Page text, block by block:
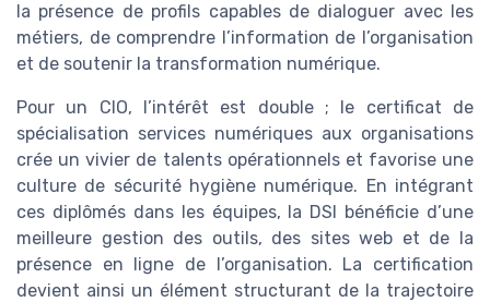
la présence de profils capables de dialoguer avec les
métiers, de comprendre l’information de l’organisation
et de soutenir la transformation numérique.
Pour un CIO, l’intérêt est double ; le certificat de
spécialisation services numériques aux organisations
crée un vivier de talents opérationnels et favorise une
culture de sécurité hygiène numérique. En intégrant
ces diplômés dans les équipes, la DSI bénéficie d’une
meilleure gestion des outils, des sites web et de la
présence en ligne de l’organisation. La certification
devient ainsi un élément structurant de la trajectoire